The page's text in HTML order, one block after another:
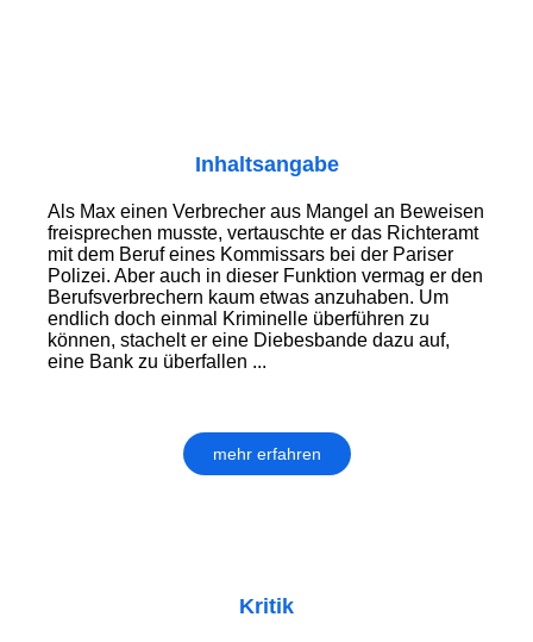
Inhaltsangabe
Als Max einen Verbrecher aus Mangel an Beweisen
freisprechen musste, vertauschte er das Richteramt
mit dem Beruf eines Kommissars bei der Pariser
Polizei. Aber auch in dieser Funktion vermag er den
Berufsverbrechern kaum etwas anzuhaben. Um
endlich doch einmal Kriminelle überführen zu
können, stachelt er eine Diebesbande dazu auf,
eine Bank zu überfallen ...
mehr erfahren
Kritik